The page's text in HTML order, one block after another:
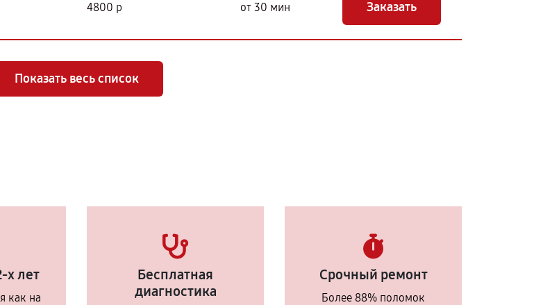
4800 р от 30 мин Заказать
Показать весь список
х лет
как на
Бесплатная
диагностика
Срочный ремонт
Более 88% поломок